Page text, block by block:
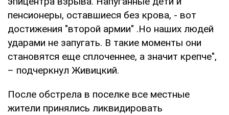
пенсионеры, оставшиеся без крова, - вот
достижения "второй армии" .Но наших людей
ударами не запугать. В такие моменты они
становятся еще сплоченнее, а значит крепче",
– подчеркнул Живицкий.
После обстрела в поселке все местные
жители принялись ликвидировать